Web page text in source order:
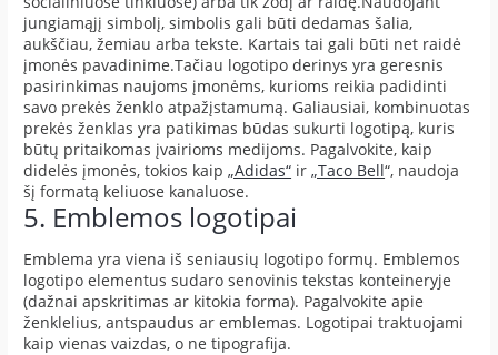
jungiamąjį simbolį, simbolis gali būti dedamas šalia,
aukščiau, žemiau arba tekste. Kartais tai gali būti net raidė
įmonės pavadinime.Tačiau logotipo derinys yra geresnis
pasirinkimas naujoms įmonėms, kurioms reikia padidinti
savo prekės ženklo atpažįstamumą. Galiausiai, kombinuotas
prekės ženklas yra patikimas būdas sukurti logotipą, kuris
būtų pritaikomas įvairioms medijoms. Pagalvokite, kaip
didelės įmonės, tokios kaip„Adidas“ ir„Taco Bell“, naudoja
šį formatą keliuose kanaluose.
5. Emblemos logotipai
Emblema yra viena iš seniausių logotipo formų. Emblemos
logotipo elementus sudaro senovinis tekstas konteineryje
(dažnai apskritimas ar kitokia forma). Pagalvokite apie
ženklelius, antspaudus ar emblemas. Logotipai traktuojami
kaip vienas vaizdas, o ne tipografija.